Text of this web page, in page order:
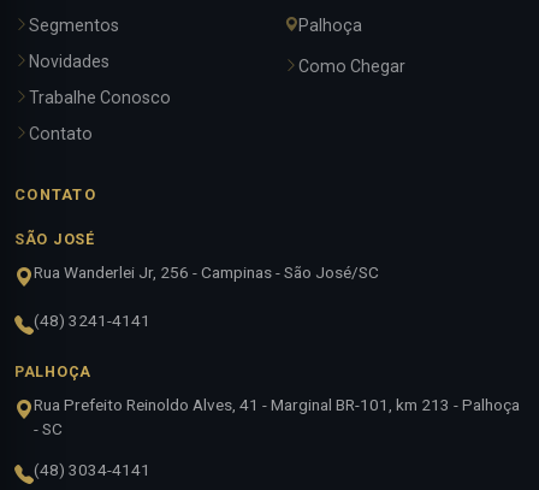
Segmentos
Novidades
Trabalhe Conosco
Contato
Palhoça
Como Chegar
CONTATO
SÃO JOSÉ
Rua Wanderlei Jr, 256 - Campinas - São José/SC
(48) 3241-4141
PALHOÇA
Rua Prefeito Reinoldo Alves, 41 - Marginal BR-101, km 213 - Palhoça
- SC
(48) 3034-4141